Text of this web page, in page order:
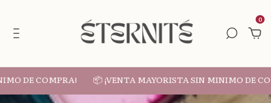
0
DE COMPRA! 📦 ¡VENTA MAYORISTA SIN MINIMO DE